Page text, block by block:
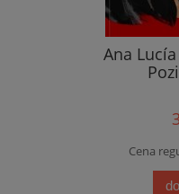
Ana
Cena